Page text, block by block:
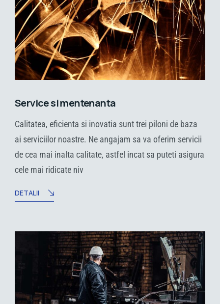
Service si mentenanta
Calitatea, eficienta si inovatia sunt trei piloni de baza
ai serviciilor noastre. Ne angajam sa va oferim servicii
de cea mai inalta calitate, astfel incat sa puteti asigura
cele mai ridicate niv
DETALII